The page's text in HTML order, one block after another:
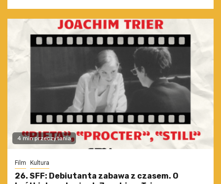
4 min przeczytania
Film Kultura
26. SFF: Debiutanta zabawa z czasem. O